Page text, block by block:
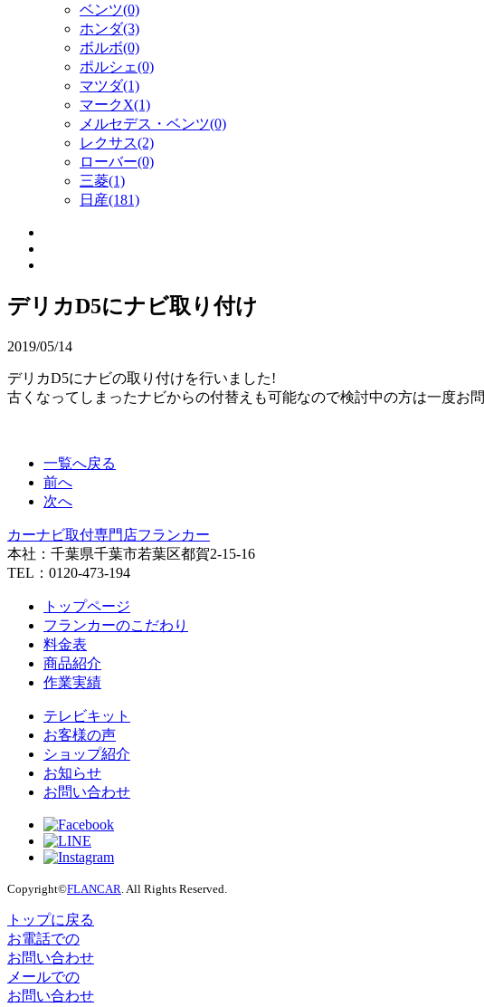
ベンツ(0)
ホンダ(3)
ボルボ(0)
ポルシェ(0)
マツダ(1)
マークX(1)
メルセデス・ベンツ(0)
レクサス(2)
ローバー(0)
三菱(1)
日産(181)
デリカD5にナビ取り付け
2019/05/14
デリカD5にナビの取り付けを行いました!
古くなってしまったナビからの付替えも可能なので検討中の方は一度お問
一覧へ戻る
前へ
次へ
カーナビ取付専⾨店フランカー
本社：千葉県千葉市若葉区都賀2-15-16
TEL：0120-473-194
トップページ
フランカーのこだわり
料金表
商品紹介
作業実績
テレビキット
お客様の声
ショップ紹介
お知らせ
お問い合わせ
Copyright©FLANCAR. All Rights Reserved.
トップに戻る
お電話での
お問い合わせ
メールでの
お問い合わせ